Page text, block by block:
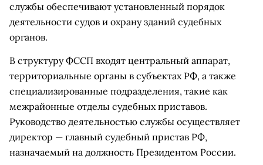
службы обеспечивают установленный порядок
деятельности судов и охрану зданий судебных
органов.
В структуру ФССП входят центральный аппарат,
территориальные органы в субъектах РФ, а также
специализированные подразделения, такие как
межрайонные отделы судебных приставов.
Руководство деятельностью службы осуществляет
директор — главный судебный пристав РФ,
назначаемый на должность Президентом России.